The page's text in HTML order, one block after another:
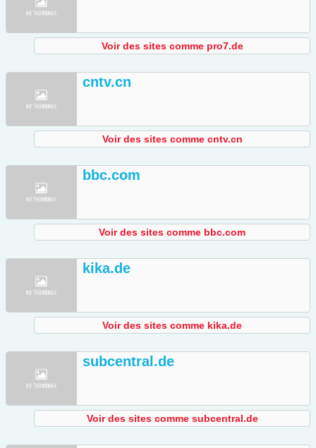
Voir des sites comme pro7.de
cntv.cn
Voir des sites comme cntv.cn
bbc.com
Voir des sites comme bbc.com
kika.de
Voir des sites comme kika.de
subcentral.de
Voir des sites comme subcentral.de